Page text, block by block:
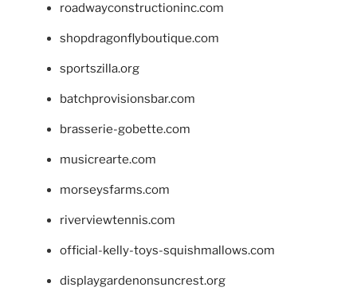
roadwayconstructioninc.com
shopdragonflyboutique.com
sportszilla.org
batchprovisionsbar.com
brasserie-gobette.com
musicrearte.com
morseysfarms.com
riverviewtennis.com
official-kelly-toys-squishmallows.com
displaygardenonsuncrest.org